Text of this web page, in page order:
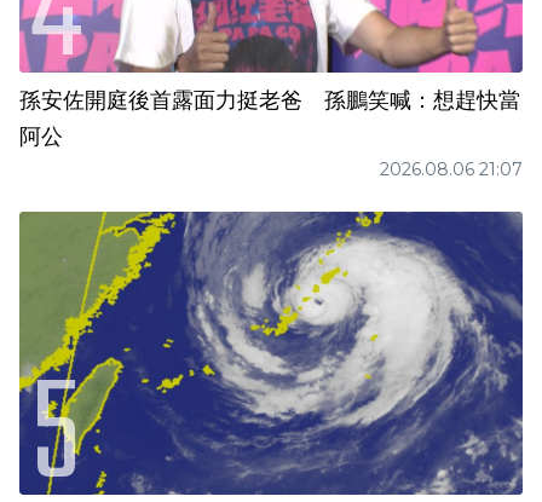
孫安佐開庭後首露面力挺老爸 孫鵬笑喊：想趕快當
阿公
2026.08.06 21:07